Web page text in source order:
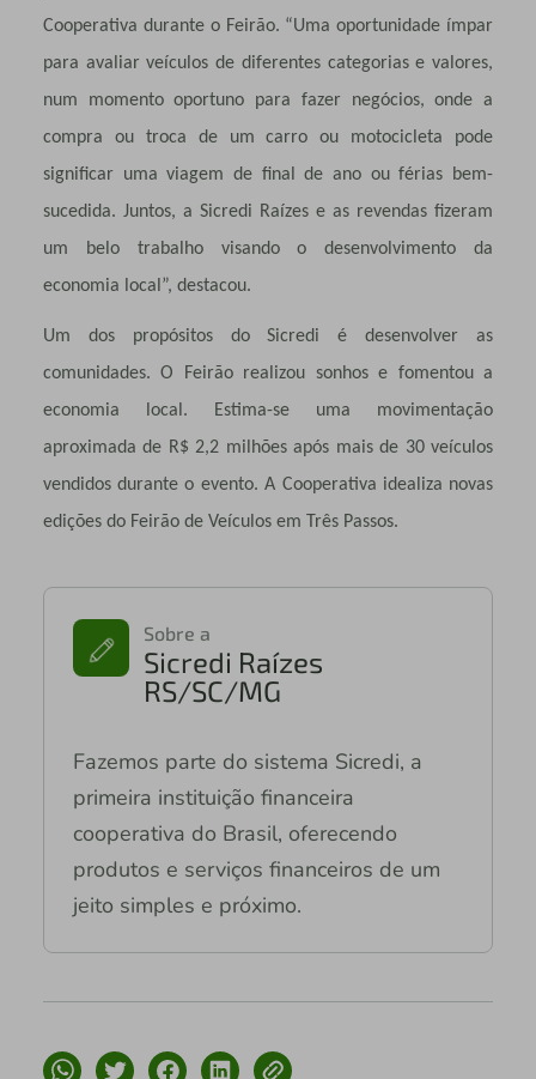
Cooperativa durante o Feirão. “Uma oportunidade ímpar
para avaliar veículos de diferentes categorias e valores,
num momento oportuno para fazer negócios, onde a
compra ou troca de um carro ou motocicleta pode
significar uma viagem de final de ano ou férias bem-
sucedida. Juntos, a Sicredi Raízes e as revendas fizeram
um belo trabalho visando o desenvolvimento da
economia local”, destacou.
Um dos propósitos do Sicredi é desenvolver as
comunidades. O Feirão realizou sonhos e fomentou a
economia local. Estima-se uma movimentação
aproximada de R$ 2,2 milhões após mais de 30 veículos
vendidos durante o evento. A Cooperativa idealiza novas
edições do Feirão de Veículos em Três Passos.
Sobre a
Sicredi Raízes
RS/SC/MG
Fazemos parte do sistema Sicredi, a
primeira instituição financeira
cooperativa do Brasil, oferecendo
produtos e serviços financeiros de um
jeito simples e próximo.